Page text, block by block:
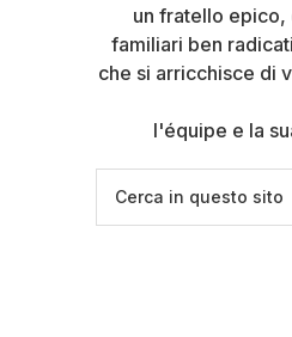
un fratello epico,
familiari ben
che si arricchisce di
l'équipe e la